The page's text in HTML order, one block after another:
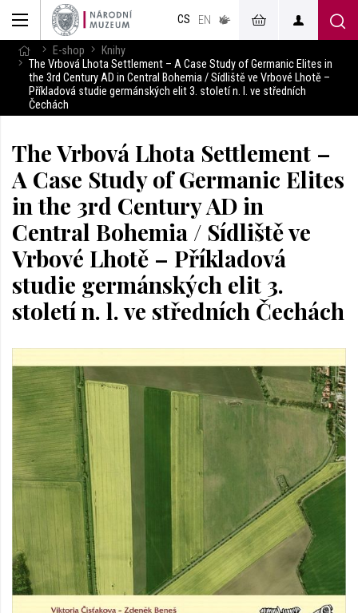
CS EN
v českém
jazyce
E-shop
Knihy
The Vrbová Lhota Settlement – A Case Study of Germanic Elites in
the 3rd Century AD in Central Bohemia / Sídliště ve Vrbové Lhotě –
Příkladová studie germánských elit 3. století n. l. ve středních
Čechách
The Vrbová Lhota Settlement –
A Case Study of Germanic Elites
in the 3rd Century AD in
Central Bohemia / Sídliště ve
Vrbové Lhotě – Příkladová
studie germánských elit 3.
století n. l. ve středních Čechách